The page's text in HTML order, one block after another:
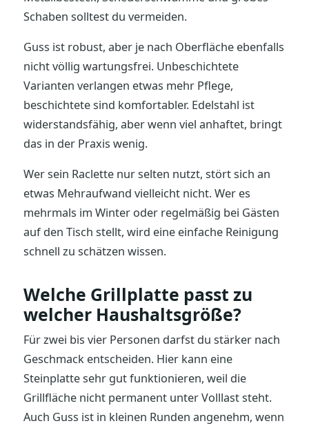
Schaben solltest du vermeiden.
Guss ist robust, aber je nach Oberfläche ebenfalls
nicht völlig wartungsfrei. Unbeschichtete
Varianten verlangen etwas mehr Pflege,
beschichtete sind komfortabler. Edelstahl ist
widerstandsfähig, aber wenn viel anhaftet, bringt
das in der Praxis wenig.
Wer sein Raclette nur selten nutzt, stört sich an
etwas Mehraufwand vielleicht nicht. Wer es
mehrmals im Winter oder regelmäßig bei Gästen
auf den Tisch stellt, wird eine einfache Reinigung
schnell zu schätzen wissen.
Welche Grillplatte passt zu
welcher Haushaltsgröße?
Für zwei bis vier Personen darfst du stärker nach
Geschmack entscheiden. Hier kann eine
Steinplatte sehr gut funktionieren, weil die
Grillfläche nicht permanent unter Volllast steht.
Auch Guss ist in kleinen Runden angenehm, wenn